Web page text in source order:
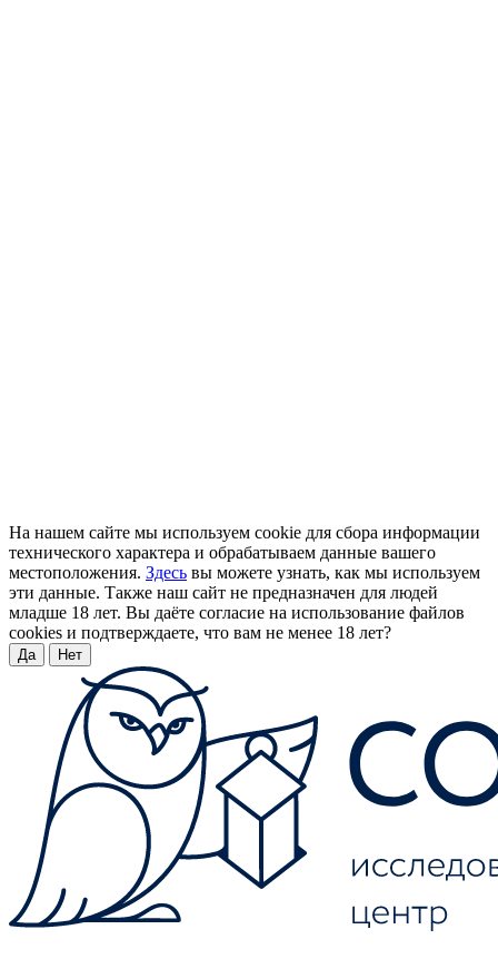
На нашем сайте мы используем cookie для сбора информации
технического характера и обрабатываем данные вашего
местоположения. Здесь вы можете узнать, как мы используем
эти данные. Также наш сайт не предназначен для людей
младше 18 лет. Вы даёте согласие на использование файлов
cookies и подтверждаете, что вам не менее 18 лет?
Да Нет